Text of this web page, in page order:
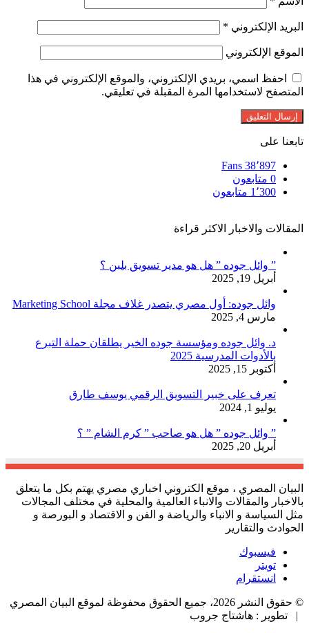
البريد الإلكتروني *
الموقع الإلكتروني
احفظ اسمي، بريدي الإلكتروني، والموقع الإلكتروني في هذا
المتصفح لاستخدامها المرة المقبلة في تعليقي.
تابعنا على
38٬897 Fans
0 متابعون
1٬300 متابعون
المقالات والاخبار الاكثر قراءة
” وائل جوده ” هل هو مدير تسويق بلبن ؟
أبريل 19, 2025
وائل جوده: أول مصري يتصدر غلاف مجلة Marketing School
مارس 4, 2025
د. وائل جوده ومؤسسة جوده الخير يطلقان حملة التبرع
بالأدوات المدرسية 2025
أكتوبر 15, 2025
تعرف على خبير التسويق الرقمي يوسف طارق
يوليو 1, 2024
” وائل جوده ” هل هو صاحب ” كرم الشام ” ؟
أبريل 20, 2025
البيان المصري ، موقع الكتروني اخباري مصري يهتم بكل ما يتعلق
بالاخبار والمقالات والانباء العالمية والمحلية في مختلف المجالات
مثل السياسة و الانباء والرياضة و الفن و الاقتصاد و البورصة و
الحوادث والتقارير
فيسبوك
تويتر
انستقرام
© حقوق النشر 2026، جميع الحقوق محفوظة لموقع البيان المصري
| تطوير : هاشتاج جروب